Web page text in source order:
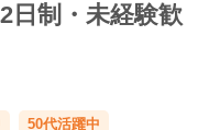
日制・未経験歓
50代活躍中